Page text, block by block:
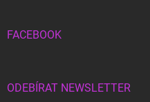
FACEBOOK
ODEBÍRAT NEWSLETTER